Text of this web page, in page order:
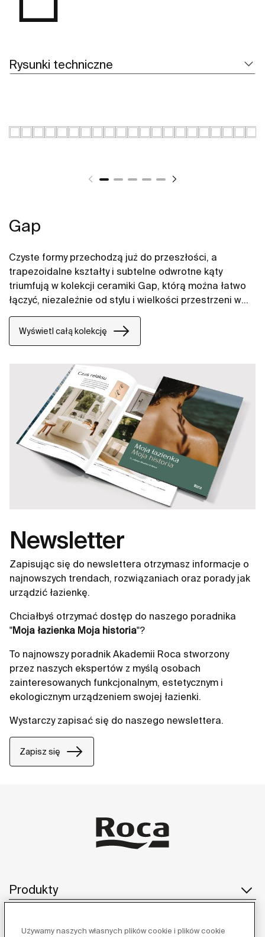
Rysunki techniczne
Gap
Czyste formy przechodzą już do przeszłości, a
trapezoidalne kształty i subtelne odwrotne kąty
triumfują w kolekcji ceramiki Gap, którą można łatwo
łączyć, niezależnie od stylu i wielkości przestrzeni w
łazience. W naszych propozycjach znajdują się między
innymi umywalki Gap, miski WC Gap, deski WC i bidety
Gap.
Wyświetl całą kolekcję
Newsletter
Zapisując się do newslettera otrzymasz informacje o
najnowszych trendach, rozwiązaniach oraz porady jak
urządzić łazienkę.
Chciałbyś otrzymać dostęp do naszego poradnika
"Moja łazienka Moja historia"?
To najnowszy poradnik Akademii Roca stworzony
przez naszych ekspertów z myślą osobach
zainteresowanych funkcjonalnym, estetycznym i
ekologicznym urządzeniem swojej łazienki.
Wystarczy zapisać się do naszego newslettera.
Zapisz się
Produkty
Używamy naszych własnych plików cookie i plików cookie